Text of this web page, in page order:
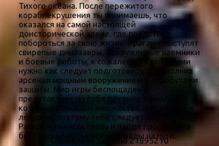
Тихого океана. После пережитого
кораблекрушения ты понимаешь, что
оказался на самой настоящей
доисторической арене, где предстоит
побороться за свою жизнь. Врагами выступят
свирепые динозавры, вооруженные наемники
и боевые роботы, к сожалению с которыми
нужно как следует подготовиться, заполнив
арсенал мощным вооружением и атрибутами
защиты. Мир игры беспощаден и
представляет из себя древние руины,
которые скрывают множество опасностей и
ловушек, поэтому тебе следует быть на чеку.
Раскрой тайну острова и найди пропавшего
брата, преодолев все преграды на пути.
Обновлено до Build 21895210